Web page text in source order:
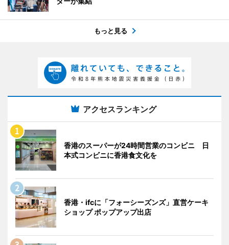
もっと見る
アクセスランキング
香港のスーパーが24時間営業のコンビニ 日
本式コンビニに香港食文化を
香港・ifcに「フォーシーズンズ」直営ケーキ
ショップ ポップアップ出店